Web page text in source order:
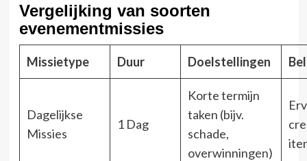
Vergelijking van soorten
evenementmissies
Missietype Duur Doelstellingen
Dagelijkse
Missies
1 Dag
Korte termijn
taken (bijv.
schade,
overwinningen)